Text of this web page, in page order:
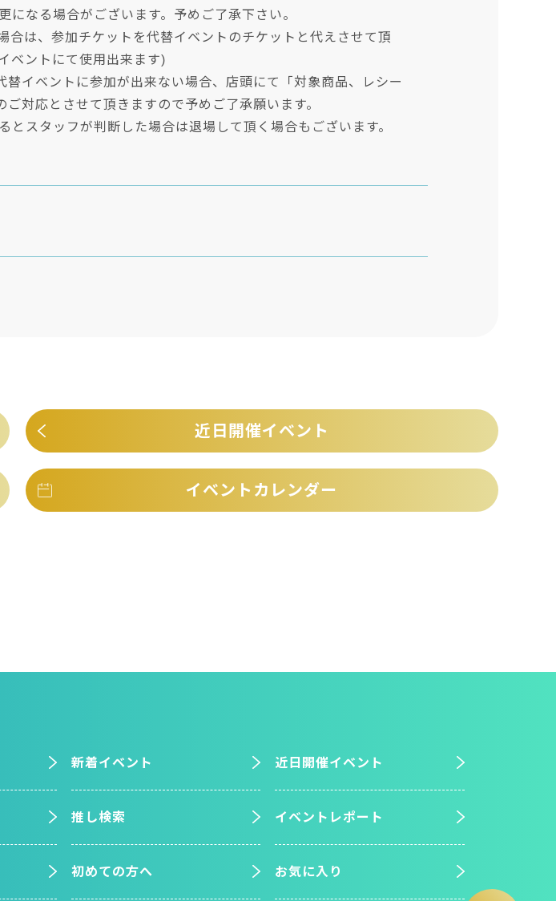
なる場合がございます。予めご了承下さい。
は、参加チケットを代替イベントのチケットと代えさせて頂
ベントにて使用出来ます)
イベントに参加が出来ない場合、店頭にて「対象商品、レシー
対応とさせて頂きますので予めご了承願います。
スタッフが判断した場合は退場して頂く場合もございます。
近日開催イベント
イベントカレンダー
新着イベント 近日開催イベント
推し検索 イベントレポート
初めての方へ お気に入り